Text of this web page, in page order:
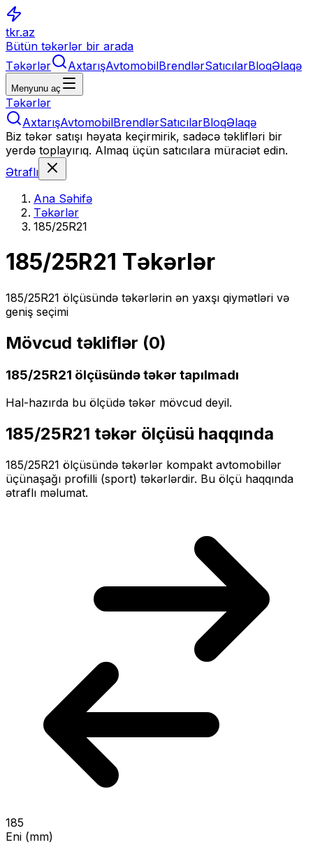
tkr.az
Bütün təkərlər bir arada
Təkərlər
AxtarışAvtomobilBrendlərSatıcılarBloqƏlaqə
Menyunu aç
Təkərlər
AxtarışAvtomobilBrendlərSatıcılarBloqƏlaqə
Biz təkər satışı həyata keçirmirik, sadəcə təklifləri bir
yerdə toplayırıq. Almaq üçün satıcılara müraciət edin.
Ətraflı
Ana Səhifə
Təkərlər
185/25R21
185/25R21 Təkərlər
185/25R21 ölçüsündə təkərlərin ən yaxşı qiymətləri və
geniş seçimi
Mövcud təkliflər (0)
185/25R21 ölçüsündə təkər tapılmadı
Hal-hazırda bu ölçüdə təkər mövcud deyil.
185/25R21 təkər ölçüsü haqqında
185/25R21 ölçüsündə təkərlər kompakt avtomobillər
üçünaşağı profilli (sport) təkərlərdir. Bu ölçü haqqında
ətraflı məlumat.
185
Eni (mm)